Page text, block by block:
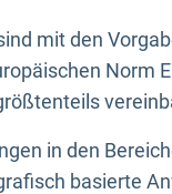
mit den
Norm
in den
basierte